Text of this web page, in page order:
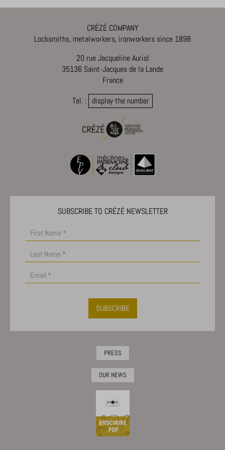
CRÉZÉ COMPANY
Locksmiths, metalworkers, ironworkers since 1898
20 rue Jacqueline Auriol
35136 Saint-Jacques de la Lande
France
Tel. : display the number
SUBSCRIBE TO CRÉZÉ NEWSLETTER
SUBSCRIBE
PRESS
OUR NEWS
BROCHURE
PDF